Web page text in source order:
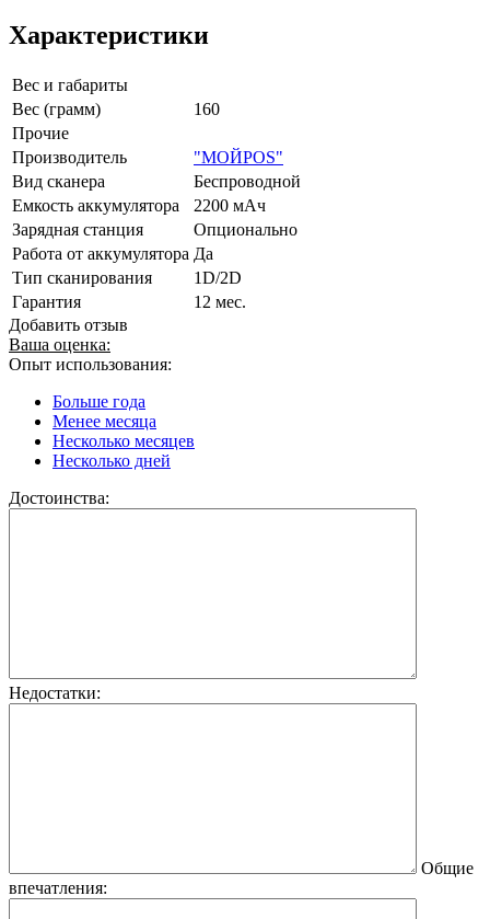
Характеристики
Вес и габариты
Вес (грамм)
160
Прочие
Производитель
"МОЙPOS"
Вид сканера
Беспроводной
Емкость аккумулятора
2200 мАч
Зарядная станция
Опционально
Работа от аккумулятора Да
Тип сканирования
1D/2D
Гарантия
12 мес.
Добавить отзыв
Ваша оценка:
Опыт использования:
Больше года
Менее месяца
Несколько месяцев
Несколько дней
Достоинства:
Недостатки:
Общие
впечатления: